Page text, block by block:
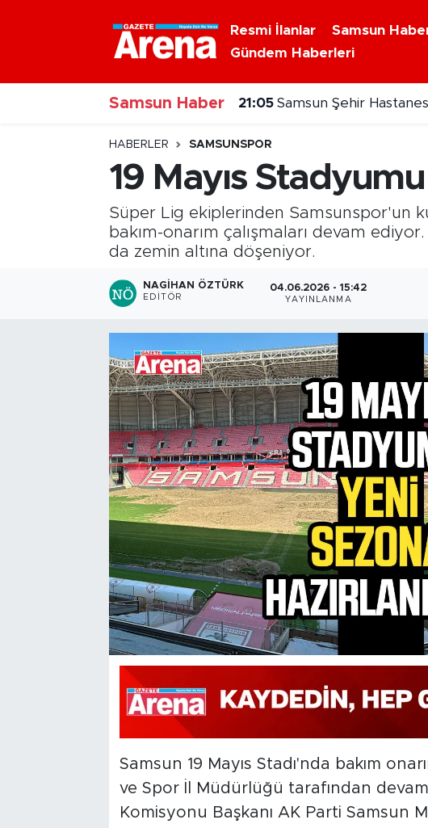
Resmi İlanlar Samsun
Gündem Haberleri
Samsun Haber 20:30 Samsunspor'da
HABERLER SAMSUNSPOR
19 Mayıs
Süper Lig ekiplerinden Samsunspor'un
bakım-onarım çalışmaları devam
da zemin altına döşeniyor.
NAGIHAN ÖZTÜRK
EDITÖR
04.06.2026 - 15:42
YAYINLANMA
Samsun 19 Mayıs Stadı'nda bakım
ve Spor İl Müdürlüğü tarafından
Komisyonu Başkanı AK Parti Samsun
Nöbetçi Eczaneler
Hava Durumu
Samsun Namaz Vakitleri
Trafik Durumu
Süper Lig Puan Durumu ve Fikstür
Son Dakika Haberleri